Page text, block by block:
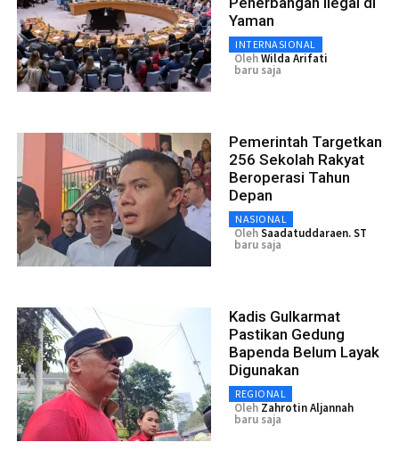
Yaman
INTERNASIONAL
OlehWilda Arifati
baru saja
Pemerintah Targetkan
256 Sekolah Rakyat
Beroperasi Tahun
Depan
NASIONAL
OlehSaadatuddaraen. ST
baru saja
Kadis Gulkarmat
Pastikan Gedung
Bapenda Belum Layak
Digunakan
REGIONAL
Oleh Zahrotin Aljannah
baru saja